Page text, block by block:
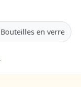
Bouteilles en verre
.